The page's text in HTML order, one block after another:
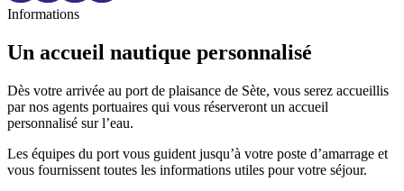
Informations
Un accueil nautique personnalisé
Dès votre arrivée au port de plaisance de Sète, vous serez accueillis
par nos agents portuaires qui vous réserveront un accueil
personnalisé sur l’eau.
Les équipes du port vous guident jusqu’à votre poste d’amarrage et
vous fournissent toutes les informations utiles pour votre séjour.